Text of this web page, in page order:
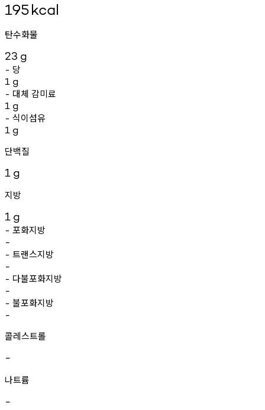
195kcal
탄수화물
23 g
- 당
1 g
- 대체 감미료
1 g
- 식이섬유
1 g
단백질
1 g
지방
1 g
- 포화지방
-
- 트랜스지방
-
- 다불포화지방
-
- 불포화지방
-
콜레스트롤
-
나트륨
-